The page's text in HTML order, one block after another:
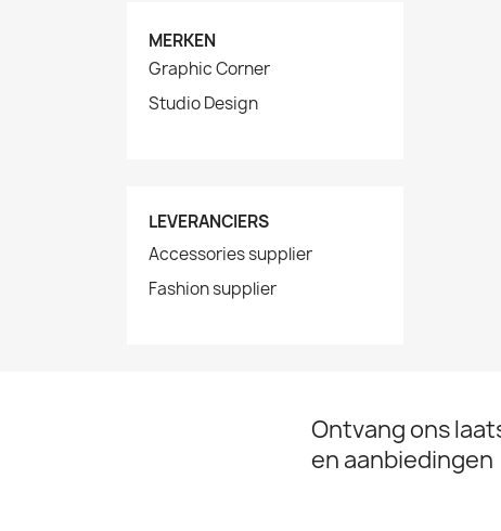
MERKEN
Graphic Corner
Studio Design
LEVERANCIERS
Accessories supplier
Fashion supplier
Ontvang ons
en aanbiedingen